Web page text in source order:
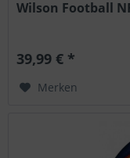
Wilson Football
39,99 € *
Merken